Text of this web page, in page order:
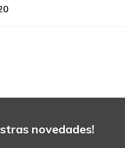
novedades!